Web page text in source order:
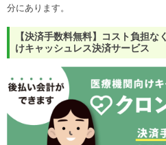
分にあります。
【決済手数料無料】コスト負担な
けキャッシュレス決済サービス